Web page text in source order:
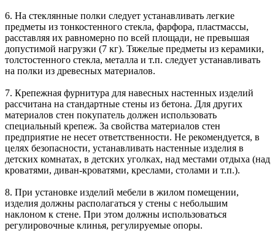
6. На стеклянные полки следует устанавливать легкие
предметы из тонкостенного стекла, фарфора, пластмассы,
расставляя их равномерно по всей площади, не превышая
допустимой нагрузки (7 кг). Тяжелые предметы из керамики,
толстостенного стекла, металла и т.п. следует устанавливать
на полки из древесных материалов.
7. Крепежная фурнитура для навесных настенных изделий
рассчитана на стандартные стены из бетона. Для других
материалов стен покупатель должен использовать
специальный крепеж. За свойства материалов стен
предприятие не несет ответственности. Не рекомендуется, в
целях безопасности, устанавливать настенные изделия в
детских комнатах, в детских уголках, над местами отдыха (над
кроватями, диван-кроватями, креслами, столами и т.п.).
8. При установке изделий мебели в жилом помещении,
изделия должны располагаться у стены с небольшим
наклоном к стене. При этом должны использоваться
регулировочные клинья, регулируемые опоры.